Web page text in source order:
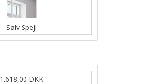
Sølv Spejl
1.618,00 DKK